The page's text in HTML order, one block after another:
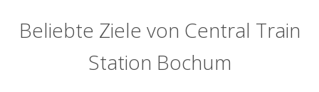
Beliebte Ziele von Central Train
Station Bochum